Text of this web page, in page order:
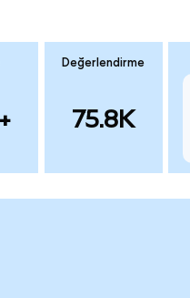
Değerlendirme
75.8K